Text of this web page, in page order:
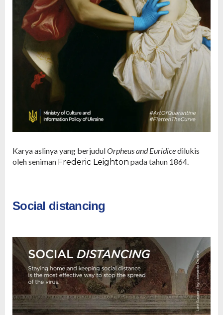
Karya aslinya yang berjudulOrpheus and Euridicedilukis
oleh seniman Frederic Leighton pada tahun 1864.
Social distancing